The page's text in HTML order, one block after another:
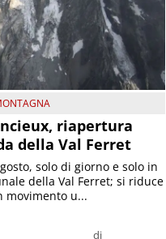
riapertura
della Val Ferret
di
solo di giorno e solo in
della Val Ferret; si riduce
movimento u...